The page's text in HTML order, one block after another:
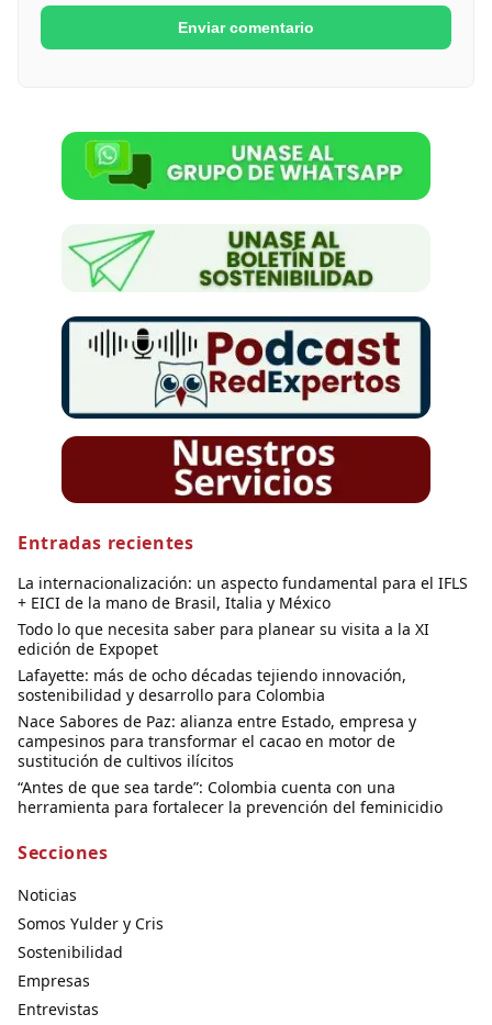
Entradas recientes
La internacionalización: un aspecto fundamental para el IFLS
+ EICI de la mano de Brasil, Italia y México
Todo lo que necesita saber para planear su visita a la XI
edición de Expopet
Lafayette: más de ocho décadas tejiendo innovación,
sostenibilidad y desarrollo para Colombia
Nace Sabores de Paz: alianza entre Estado, empresa y
campesinos para transformar el cacao en motor de
sustitución de cultivos ilícitos
“Antes de que sea tarde”: Colombia cuenta con una
herramienta para fortalecer la prevención del feminicidio
Secciones
Noticias
Somos Yulder y Cris
Sostenibilidad
Empresas
Entrevistas